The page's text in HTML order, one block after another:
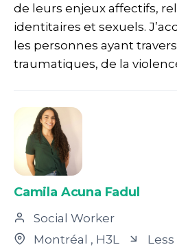
de leurs enjeux affectifs,
identitaires et sexuels.
les personnes ayant
traumatiques, de la
Camila Acuna Fadul
Social Worker
Montréal , H3L